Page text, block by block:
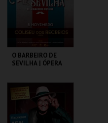
O BARBEIRO DE
SEVILHA | ÓPERA
COLISEU DE LISBOA
MAIS INFO